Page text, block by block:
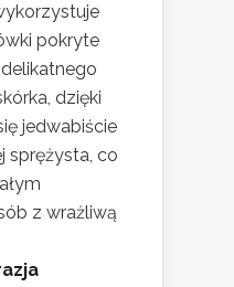
pokryte
dzięki
jedwabiście
sprężysta, co
z wrażliwą